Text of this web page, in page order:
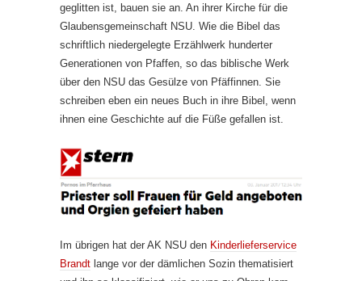
geglitten ist, bauen sie an. An ihrer Kirche für die
Glaubensgemeinschaft NSU. Wie die Bibel das
schriftlich niedergelegte Erzählwerk hunderter
Generationen von Pfaffen, so das biblische Werk
über den NSU das Gesülze von Pfäffinnen. Sie
schreiben eben ein neues Buch in ihre Bibel, wenn
ihnen eine Geschichte auf die Füße gefallen ist.
Im übrigen hat der AK NSU den Kinderlieferservice
Brandt lange vor der dämlichen Sozin thematisiert